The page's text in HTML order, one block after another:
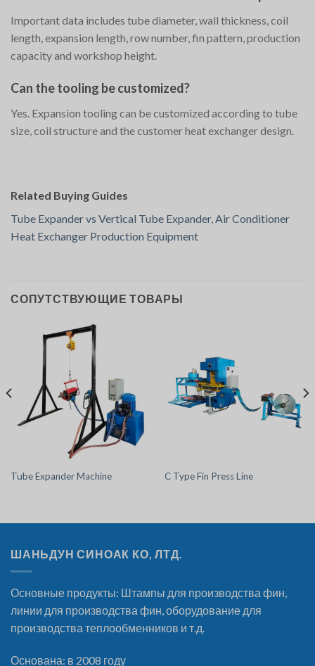
Important data includes tube diameter, wall thickness, coil
length, expansion length, row number, fin pattern, production
capacity and workshop height.
Can the tooling be customized?
Yes. Expansion tooling can be customized according to tube
size, coil structure and the customer heat exchanger design.
Related Buying Guides
Tube Expander vs Vertical Tube Expander,Air Conditioner
Heat Exchanger Production Equipment
СОПУТСТВУЮЩИЕ ТОВАРЫ
Tube Expander Machine C Type Fin Press Line
ШАНЬДУН СИНОАК КО, ЛТД.
Основные продукты: Штампы для производства фин,
линии для производства фин, оборудование для
производства теплообменников и т.д.
Основана: в 2008 году